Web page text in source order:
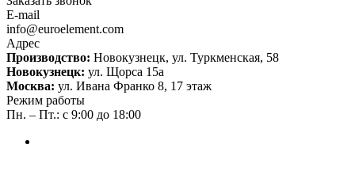
E-mail
info@euroelement.com
Адрес
Производство: Новокузнецк, ул. Туркменская, 58
Новокузнецк: ул. Щорса 15а
Москва: ул. Ивана Франко 8, 17 этаж
Режим работы
Пн. – Пт.: с 9:00 до 18:00